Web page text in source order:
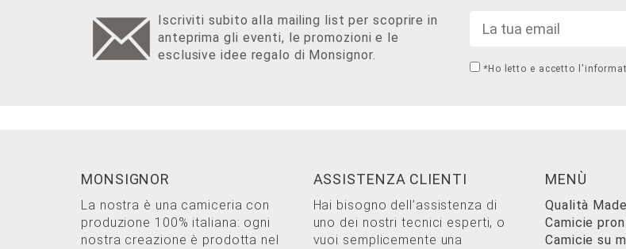
Iscriviti subito alla mailing list per scoprire in
anteprima gli eventi, le promozioni e le
esclusive idee regalo di Monsignor.
*Ho letto e accetto
MONSIGNOR
La nostra è una camiceria con
produzione 100% italiana: ogni
nostra creazione è prodotta nel
ASSISTENZA CLIENTI
Hai bisogno dell’assistenza di
uno dei nostri tecnici esperti, o
vuoi semplicemente una
MENÙ
Qualità
Camicie
Camicie su